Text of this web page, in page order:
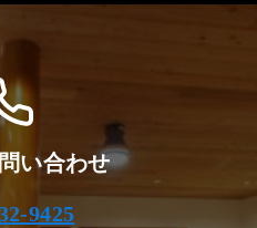
い合わせ
9425